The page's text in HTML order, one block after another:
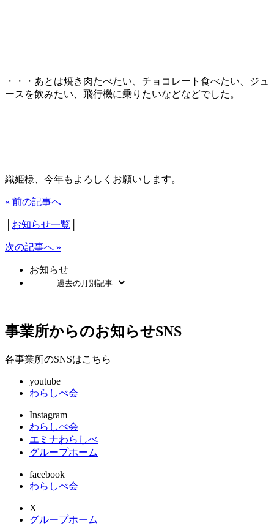
・・・あとは焼き肉たべたい、チョコレート食べたい、ジュ
ースを飲みたい、飛行機に乗りたいなどなどでした。
織姫様、今年もよろしくお願いします。
« 前の記事へ
お知らせ一覧
次の記事へ »
お知らせ
事業所からのお知らせSNS
各事業所のSNSはこちら
youtube
わらしべ会
Instagram
わらしべ会
エミナわらしべ
グループホーム
facebook
わらしべ会
X
グループホーム